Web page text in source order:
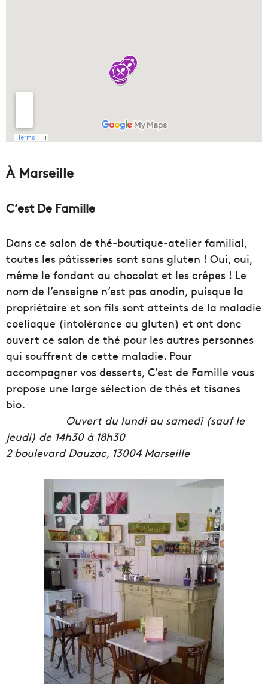
À Marseille
C’est De Famille
Dans ce salon de thé-boutique-atelier familial,
toutes les pâtisseries sont sans gluten ! Oui, oui,
même le fondant au chocolat et les crêpes ! Le
nom de l’enseigne n’est pas anodin, puisque la
propriétaire et son fils sont atteints de la maladie
coeliaque (intolérance au gluten) et ont donc
ouvert ce salon de thé pour les autres personnes
qui souffrent de cette maladie. Pour
accompagner vos desserts, C’est de Famille vous
propose une large sélection de thés et tisanes
bio.
Ouvert du lundi au samedi (sauf le
jeudi) de 14h30 à 18h30
2 boulevard Dauzac, 13004 Marseille